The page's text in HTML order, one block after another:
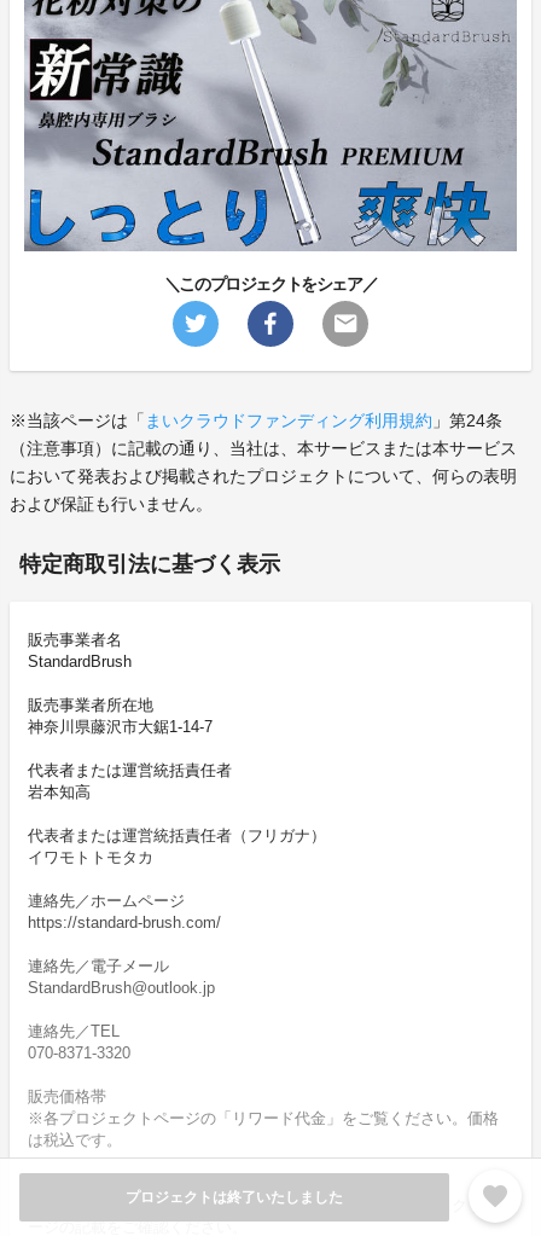
プロジェクトは終了いたしました favorite
＼このプロジェクトをシェア／
※当該ページは「 まいクラウドファンディング利用規約 」第24条
（注意事項）に記載の通り、当社は、本サービスまたは本サービス
において発表および掲載されたプロジェクトについて、何らの表明
および保証も行いません。
特定商取引法に基づく表示
販売事業者名
StandardBrush
販売事業者所在地
神奈川県藤沢市大鋸1-14-7
代表者または運営統括責任者
岩本知高
代表者または運営統括責任者（フリガナ）
イワモトトモタカ
連絡先／ホームページ
https://standard-brush.com/
連絡先／電子メール
StandardBrush@outlook.jp
連絡先／TEL
070-8371-3320
販売価格帯
※各プロジェクトページの「リワード代金」をご覧ください。価格
は税込です。
商品の引渡し時期またはサービスの提供時期は、各プロジェクトペ
ージの記載をご確認ください。